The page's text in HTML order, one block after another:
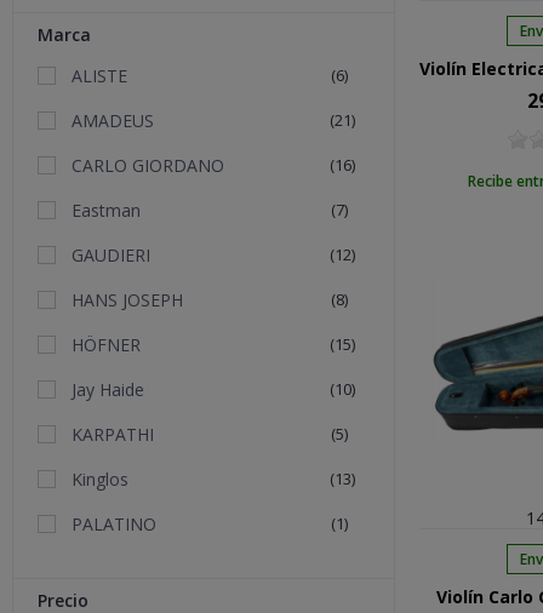
Marca
ALISTE
(6)
AMADEUS (21)
CARLO GIORDANO (16)
Eastman (7)
GAUDIERI (12)
HANS JOSEPH (8)
HÖFNER (15)
Jay Haide (10)
KARPATHI (5)
Kinglos (13)
PALATINO (1)
Precio
Recibe
Violín Carlo